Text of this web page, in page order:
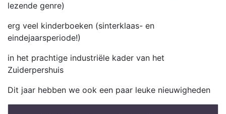
lezende genre)
erg veel kinderboeken (sinterklaas- en
eindejaarsperiode!)
in het prachtige industriële kader van het
Zuiderpershuis
Dit jaar hebben we ook een paar leuke nieuwigheden